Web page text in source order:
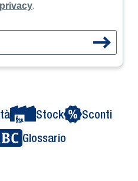
.
Stock
Sconti
Glossario